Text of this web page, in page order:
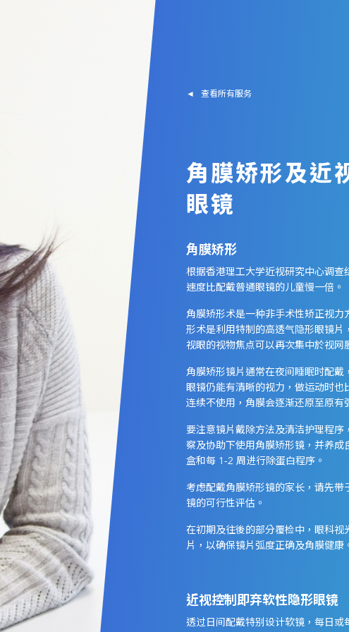
◄ 查看所有服务
角膜矫形及近
眼镜
角膜矫形
根据香港理工大学近视研究中心调
速度比配戴普通眼镜的儿童慢一倍。
角膜矫形术是一种非手术性矫正视
形术是利用特制的高透气隐形眼镜
视眼的视物焦点可以再次集中於视网
角膜矫形镜片通常在夜间睡眠时配
眼镜仍能有清晰的视力，做运动时
连续不使用，角膜会逐渐还原至原有
要注意镜片戴除方法及清洁护理程
察及协助下使用角膜矫形镜，并养
盒和每 1-2 周进行除蛋白程序。
考虑配戴角膜矫形镜的家长，请先
镜的可行性评估。
在初期及往後的部分覆检中，眼科
片，以确保镜片弧度正确及角膜健康
近视控制即弃软性隐形眼镜
透过日间配戴特别设计软镜，每日